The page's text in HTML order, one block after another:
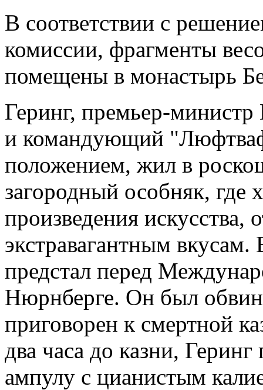
В соответствии с
комиссии, фрагменты
помещены в монастырь
Геринг, премьер-министр
и командующий
положением, жил в
загородный особняк, где
произведения искусства,
экстравагантным
предстал перед
Нюрнберге. Он был
приговорен к смертной
два часа до казни,
ампулу с цианистым